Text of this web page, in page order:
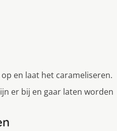
en laat het carameliseren.
er bij en gaar laten worden